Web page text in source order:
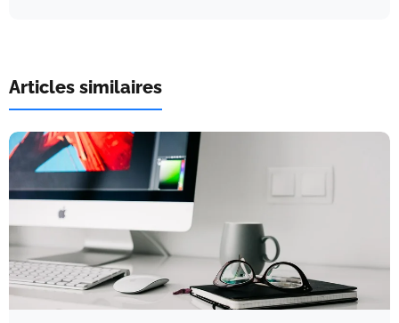
Articles similaires